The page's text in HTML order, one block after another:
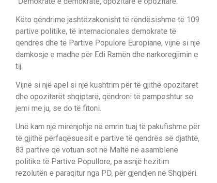
Këto qëndrime jashtëzakonisht të rëndësishme të 109
partive politike, të internacionales demokrate të
qendrës dhe të Partive Populore Europiane, vijnë si një
damkosje e madhe për Edi Ramën dhe narkoregjimin e
tij.
Vijnë si një apel si një kushtrim për të gjithë opozitaret
dhe opozitarët shqiptarë, qëndroni të pamposhtur se
jemi me ju, se do të fitoni.
Unë kam një mirënjohje në emrin tuaj të pakufishme për
të gjithë përfaqësuesit e partive të qendrës së djathtë,
83 partive që votuan sot në Maltë në asamblenë
politike të Partive Popullore, pa asnjë hezitim
rezolutën e paraqitur nga PD, për gjendjen në Shqipëri.